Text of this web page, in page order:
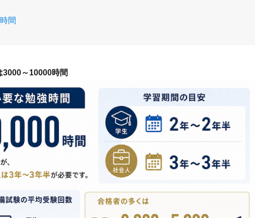
間
～10000時間